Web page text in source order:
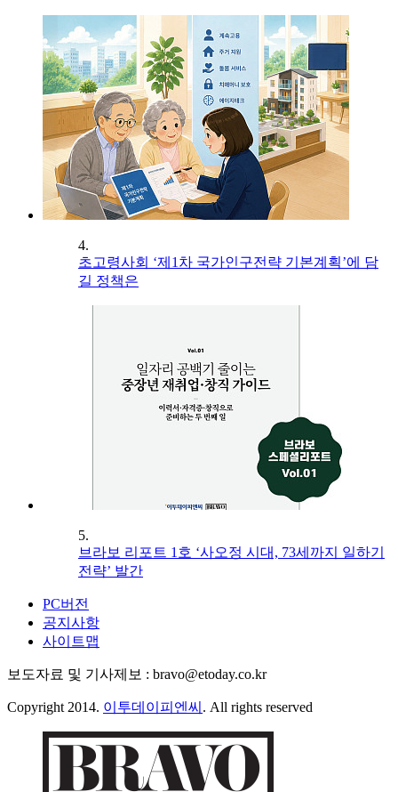
4.
초고령사회 ‘제1차 국가인구전략 기본계획’에 담
길 정책은
5.
브라보 리포트 1호 ‘사오정 시대, 73세까지 일하기
전략’ 발간
PC버전
공지사항
사이트맵
보도자료 및 기사제보 : bravo@etoday.co.kr
Copyright 2014. 이투데이피엔씨 . All rights reserved